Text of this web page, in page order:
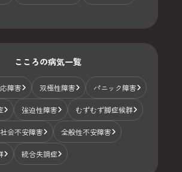
こころの病気一覧
障害 双極性障害 パニック障害
強迫性障害 むずむず脚症候群
社会不安障害 全般性不安障害
統合失調症